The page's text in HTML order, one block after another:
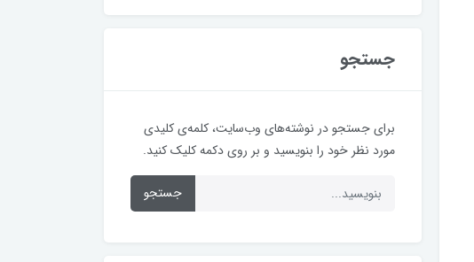
جستجو
برای جستجو در نوشته‌های وب‌سایت، کلمه‌ی کلیدی
مورد نظر خود را بنویسید و بر روی دکمه کلیک کنید.
جستجو